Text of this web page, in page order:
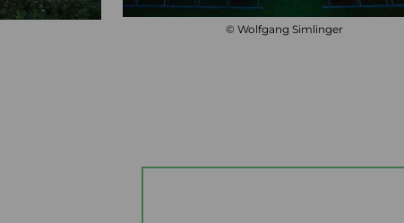
© Wolfgang Simlinger